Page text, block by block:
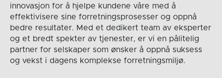
innovasjon for å hjelpe kundene våre med å
effektivisere sine forretningsprosesser og oppnå
bedre resultater. Med et dedikert team av eksperter
og et bredt spekter av tjenester, er vi en pålitelig
partner for selskaper som ønsker å oppnå suksess
og vekst i dagens komplekse forretningsmiljø.